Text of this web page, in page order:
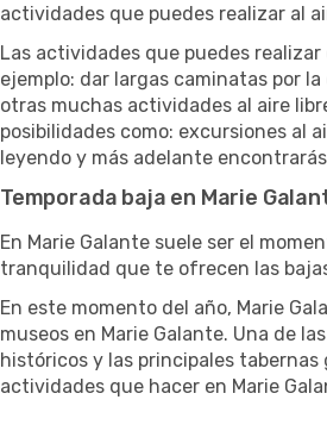
actividades que puedes realizar al
Las actividades que puedes
ejemplo: dar largas caminatas por
otras muchas actividades al aire
posibilidades como: excursiones al
leyendo y más adelante
Temporada baja en Marie
En Marie Galante suele ser el
tranquilidad que te ofrecen las
En este momento del año, Marie
museos en Marie Galante. Una de
históricos y las principales tabernas
actividades que hacer en Marie